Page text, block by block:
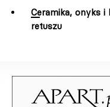
Ceramika, onyks
retuszu